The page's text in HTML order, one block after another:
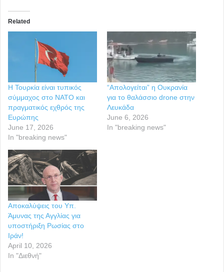
Related
Η Τουρκία είναι τυπικός
σύμμαχος στο ΝΑΤΟ και
πραγματικός εχθρός της
Ευρώπης
June 17, 2026
In "breaking news"
“Απολογείται” η Ουκρανία
για το θαλάσσιο drone στην
Λευκάδα
June 6, 2026
In "breaking news"
Αποκαλύψεις του Υπ.
Άμυνας της Αγγλίας για
υποστήριξη Ρωσίας στο
Ιράν!
April 10, 2026
In "Διεθνή"